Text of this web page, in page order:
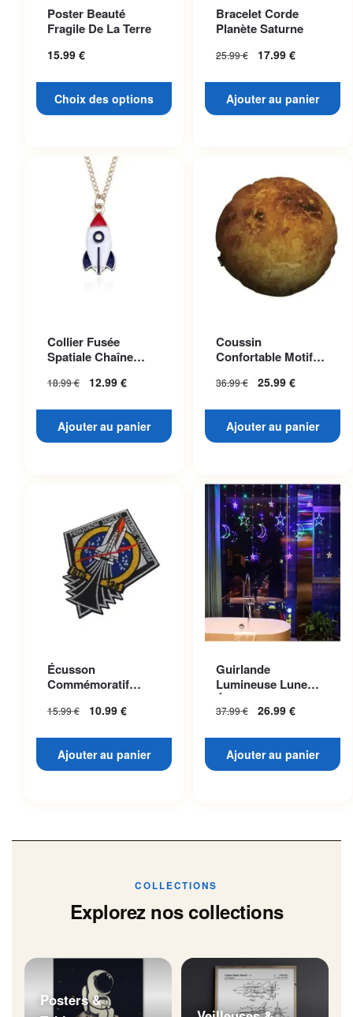
Poster Beauté
Fragile De La Terre
15.99 €
Choix des options
variations. Les options
peuvent être choisies sur la
page du produit
Bracelet Corde
Planète Saturne
25.99€ 17.99 €
Ajouter au panier
Collier Fusée
Spatiale Chaîne
18.99€ 12.99 €
Ajouter au panier
Coussin
Confortable Motif
36.99€ 25.99 €
Ajouter au panier
Écusson
Commémoratif
15.99€ 10.99 €
Ajouter au panier
Guirlande
Lumineuse Lune
Étoilée
37.99€ 26.99 €
Ajouter au panier
COLLECTIONS
Explorez nos collections
Posters &